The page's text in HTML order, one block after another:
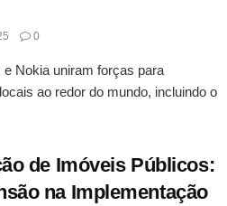
0
Nokia uniram forças para
ao redor do mundo, incluindo o
de Imóveis Públicos:
na Implementação